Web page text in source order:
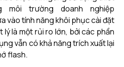
môi trường doanh nghiệp
vào tính năng khôi phục cài đặt
là một rủi ro lớn, bởi các phần
vẫn có khả năng trích xuất lại
flash.